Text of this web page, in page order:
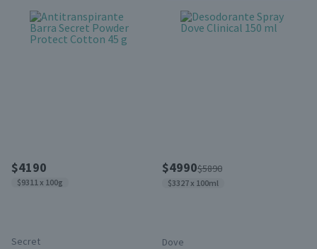
$4190
$9311 x 100g
Secret
$4990$5890
$3327 x 100ml
Dove